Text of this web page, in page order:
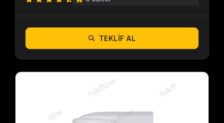
TEKLIF AL